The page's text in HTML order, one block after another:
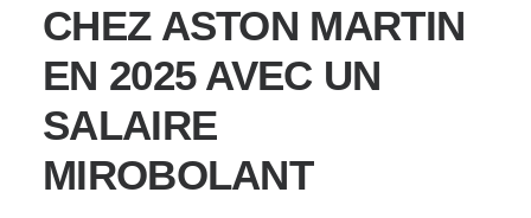
CHEZ ASTON MARTIN
EN 2025 AVEC UN
SALAIRE
MIROBOLANT